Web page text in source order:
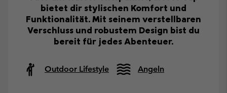
bietet dir stylischen Komfort und
Funktionalität. Mit seinem verstellbaren
Verschluss und robustem Design bist du
bereit für jedes Abenteuer.
Outdoor Lifestyle Angeln